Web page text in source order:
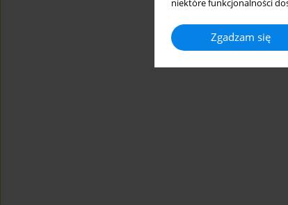
niektóre funkcjonalności
Zgadzam się